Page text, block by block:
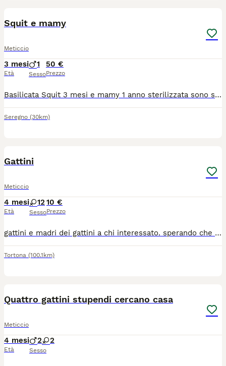
Squit e mamy
Meticcio
3 mesi
Età
1
Sesso
50 €
Prezzo
Basilicata Squit 3 mesi e mamy 1 anno sterilizzata sono state recuperate sul territorio attualmente si trovano in stallo casalingo, usano la lettiera, sono abituate alla presenza umana a vivere insieme per questo si consiglia adozione di coppia , preferiremmo una situazione di adozione con giardino/terrazzo in sicurezza
Seregno (30km)
Gattini
Meticcio
4 mesi
Età
12
Sesso
10 €
Prezzo
gattini e madri dei gattini a chi interessato. sperando che trovino una casa che li accolga con tanto amore
Tortona (100.1km)
Quattro gattini stupendi cercano casa
Meticcio
4 mesi
Età
2 2
Sesso